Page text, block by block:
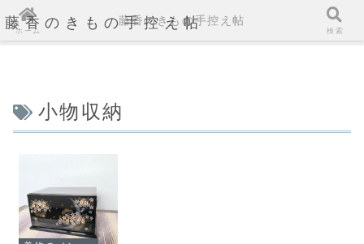
藤香のきもの手控え帖
小物収納
ホーム
藤香のきもの手控え帖
検索